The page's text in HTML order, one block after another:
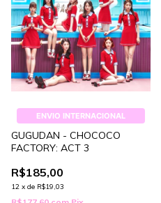
ENVIO INTERNACIONAL
GUGUDAN - CHOCOCO
FACTORY: ACT 3
R$185,00
12 x de R$19,03